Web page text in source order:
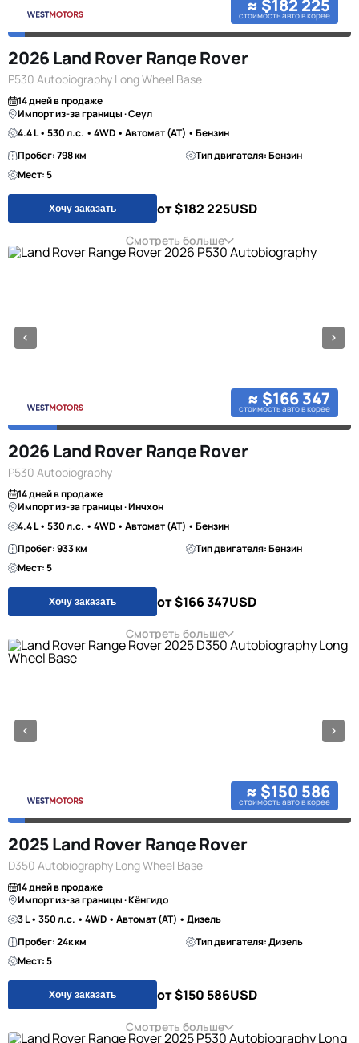
≈ $182 225
стоимость авто в корее
2026 Land Rover Range Rover
P530 Autobiography Long Wheel Base
14 дней в продаже
Импорт из-за границы · Сеул
4.4 L • 530 л.с. • 4WD • Автомат (AT) • Бензин
Пробег: 798 км
Тип двигателя: Бензин
Мест: 5
Хочу заказать от $182 225USD
Смотреть больше
≈ $166 347
стоимость авто в корее
2026 Land Rover Range Rover
P530 Autobiography
14 дней в продаже
Импорт из-за границы · Инчхон
4.4 L • 530 л.с. • 4WD • Автомат (AT) • Бензин
Пробег: 933 км
Тип двигателя: Бензин
Мест: 5
Хочу заказать от $166 347USD
Смотреть больше
≈ $150 586
стоимость авто в корее
2025 Land Rover Range Rover
D350 Autobiography Long Wheel Base
14 дней в продаже
Импорт из-за границы · Кёнгидо
3 L • 350 л.с. • 4WD • Автомат (AT) • Дизель
Пробег: 24к км
Тип двигателя: Дизель
Мест: 5
Хочу заказать от $150 586USD
Смотреть больше